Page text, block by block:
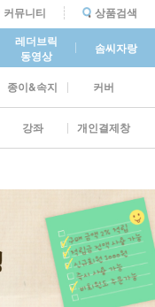
커뮤니티
상품검색
레더브릭
동영상
솜씨자랑
종이&속지 커버
강좌 개인결제창